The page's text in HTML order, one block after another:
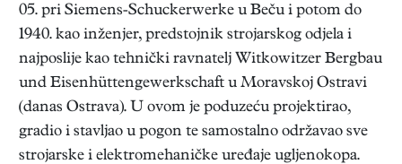
05. pri Siemens-Schuckerwerke u Beču i potom do
1940. kao inženjer, predstojnik strojarskog odjela i
najposlije kao tehnički ravnatelj Witkowitzer Bergbau
und Eisenhüttengewerkschaft u Moravskoj Ostravi
(danas Ostrava). U ovom je poduzeću projektirao,
gradio i stavljao u pogon te samostalno održavao sve
strojarske i elektromehaničke uređaje ugljenokopa.